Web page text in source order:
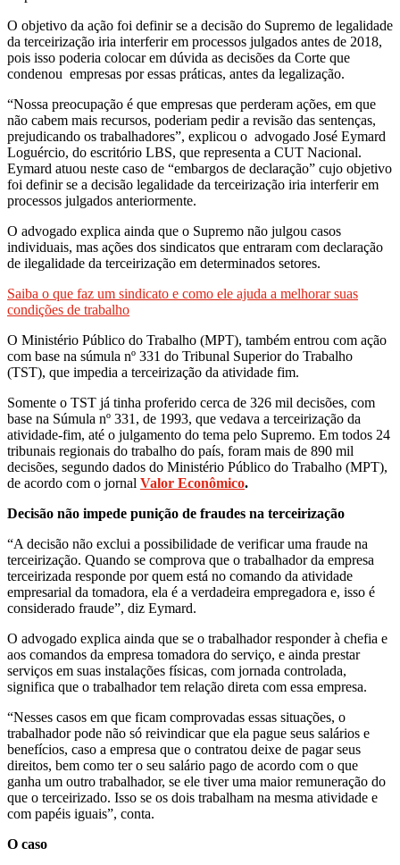
O objetivo da ação foi definir se a decisão do Supremo de legalidade
da terceirização iria interferir em processos julgados antes de 2018,
pois isso poderia colocar em dúvida as decisões da Corte que
condenou empresas por essas práticas, antes da legalização.
“Nossa preocupação é que empresas que perderam ações, em que
não cabem mais recursos, poderiam pedir a revisão das sentenças,
prejudicando os trabalhadores”, explicou o advogado José Eymard
Loguércio, do escritório LBS, que representa a CUT Nacional.
Eymard atuou neste caso de “embargos de declaração” cujo objetivo
foi definir se a decisão legalidade da terceirização iria interferir em
processos julgados anteriormente.
O advogado explica ainda que o Supremo não julgou casos
individuais, mas ações dos sindicatos que entraram com declaração
de ilegalidade da terceirização em determinados setores.
Saiba o que faz um sindicato e como ele ajuda a melhorar suas
condições de trabalho
O Ministério Público do Trabalho (MPT), também entrou com ação
com base na súmula nº 331 do Tribunal Superior do Trabalho
(TST), que impedia a terceirização da atividade fim.
Somente o TST já tinha proferido cerca de 326 mil decisões, com
base na Súmula nº 331, de 1993, que vedava a terceirização da
atividade-fim, até o julgamento do tema pelo Supremo. Em todos 24
tribunais regionais do trabalho do país, foram mais de 890 mil
decisões, segundo dados do Ministério Público do Trabalho (MPT),
de acordo com o jornal Valor Econômico.
Decisão não impede punição de fraudes na terceirização
“A decisão não exclui a possibilidade de verificar uma fraude na
terceirização. Quando se comprova que o trabalhador da empresa
terceirizada responde por quem está no comando da atividade
empresarial da tomadora, ela é a verdadeira empregadora e, isso é
considerado fraude”, diz Eymard.
O advogado explica ainda que se o trabalhador responder à chefia e
aos comandos da empresa tomadora do serviço, e ainda prestar
serviços em suas instalações físicas, com jornada controlada,
significa que o trabalhador tem relação direta com essa empresa.
“Nesses casos em que ficam comprovadas essas situações, o
trabalhador pode não só reivindicar que ela pague seus salários e
benefícios, caso a empresa que o contratou deixe de pagar seus
direitos, bem como ter o seu salário pago de acordo com o que
ganha um outro trabalhador, se ele tiver uma maior remuneração do
que o terceirizado. Isso se os dois trabalham na mesma atividade e
com papéis iguais”, conta.
O caso